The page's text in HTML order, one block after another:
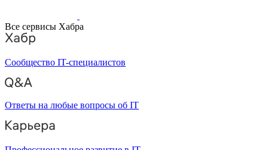
Все сервисы Хабра
Сообщество IT-специалистов
Ответы на любые вопросы об IT